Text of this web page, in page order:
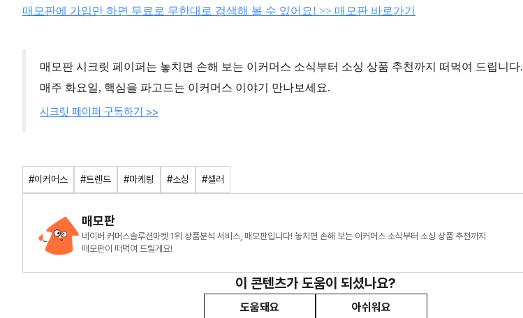
매모판에 가입만 하면 무료로 무한대로 검색해 볼 수 있어요! >> 매모판 바로가기
매모판 시크릿 페이퍼는 놓치면 손해 보는 이커머스 소식부터 소싱 상품 추천까지 떠먹여 드립니다.
매주 화요일, 핵심을 파고드는 이커머스 이야기 만나보세요.
시크릿 페이퍼 구독하기 >>
#이커머스 #트렌드 #마케팅 #소싱 #셀러
매모판
네이버 커머스솔루션마켓 1위 상품분석 서비스, 매모판입니다! 놓치면 손해 보는 이커머스 소식부터 소싱 상품 추천까지
매모판이 떠먹여 드릴게요!
이 콘텐츠가 도움이 되셨나요?
도움돼요 아쉬워요